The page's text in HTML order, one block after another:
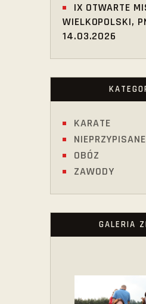
IX OTWARTE
WIELKOPOLSKI,
14.03.2026
KARATE
NIEPRZYPISANE
OBÓZ
ZAWODY
GALERIA